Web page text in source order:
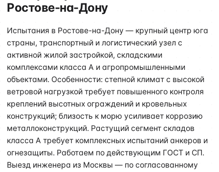
Ростове-на-Дону
Испытания в Ростове-на-Дону — крупный центр юга
страны, транспортный и логистический узел с
активной жилой застройкой, складскими
комплексами класса А и агропромышленными
объектами. Особенности: степной климат с высокой
ветровой нагрузкой требует повышенного контроля
креплений высотных ограждений и кровельных
конструкций; близость к морю усиливает коррозию
металлоконструкций. Растущий сегмент складов
класса А требует комплексных испытаний анкеров и
огнезащиты. Работаем по действующим ГОСТ и СП.
Выезд инженера из Москвы — по согласованному